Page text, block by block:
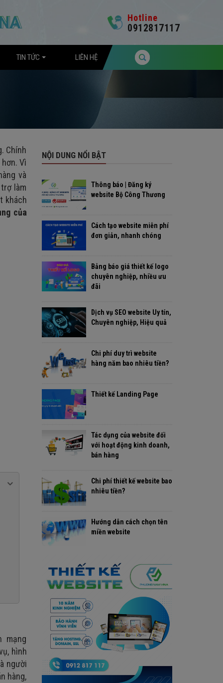
Hotline
0912817117
TIN TỨC LIÊN HỆ
Chính
Vì
và
làm
khách
của
mạng
hình
người
hàng,
NỘI DUNG NỔI BẬT
Thông báo | Đăng ký
website Bộ Công Thương
Cách tạo website miễn phí
đơn giản, nhanh chóng
Bảng báo giá thiết kế logo
chuyên nghiệp, nhiều ưu
đãi
Dịch vụ SEO website Uy tín,
Chuyên nghiệp, Hiệu quả
Chi phí duy trì website
hàng năm bao nhiêu tiền?
Thiết kế Landing Page
Tác dụng của website đối
với hoạt động kinh doanh,
bán hàng
Chi phí thiết kế website bao
nhiêu tiền?
Hướng dẫn cách chọn tên
miền website